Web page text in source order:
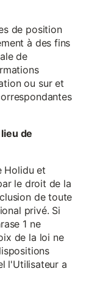
de position
à des fins
de
ou sur et
de
Holidu et
le droit de la
de toute
privé. Si
1 ne
de la loi ne
l'Utilisateur a